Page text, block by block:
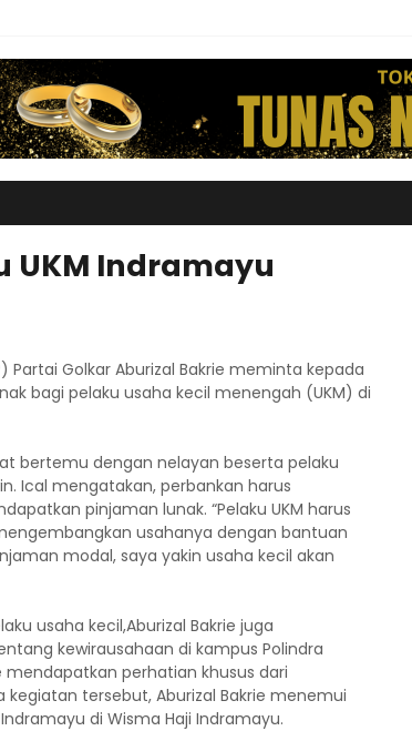
UKM Indramayu
Golkar Aburizal Bakrie meminta kepada
bagi pelaku usaha kecil menengah (UKM) di
bertemu dengan nelayan beserta pelaku
Ical mengatakan, perbankan harus
pinjaman lunak. “Pelaku UKM harus
usahanya dengan bantuan
modal, saya yakin usaha kecil akan
usaha kecil,Aburizal Bakrie juga
kewirausahaan di kampus Polindra
mendapatkan perhatian khusus dari
tersebut, Aburizal Bakrie menemui
di Wisma Haji Indramayu.